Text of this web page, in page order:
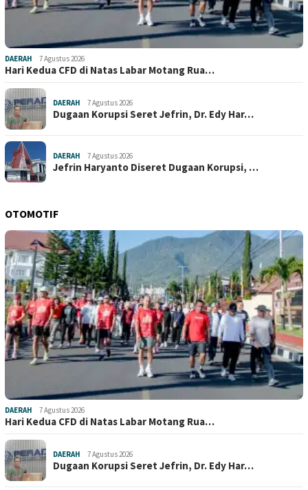
DAERAH 7 Agustus 2026
Hari Kedua CFD di Natas Labar Motang Rua…
DAERAH 7 Agustus 2026
Dugaan Korupsi Seret Jefrin, Dr. Edy Har…
DAERAH 7 Agustus 2026
Jefrin Haryanto Diseret Dugaan Korupsi, …
OTOMOTIF
DAERAH 7 Agustus 2026
Hari Kedua CFD di Natas Labar Motang Rua…
DAERAH 7 Agustus 2026
Dugaan Korupsi Seret Jefrin, Dr. Edy Har…